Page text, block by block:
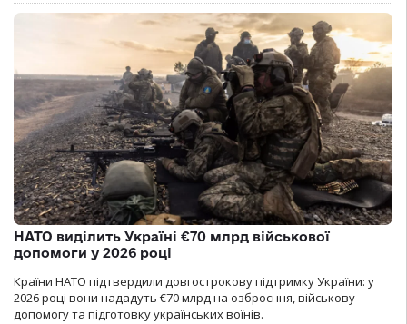
НАТО виділить Україні €70 млрд військової
допомоги у 2026 році
Країни НАТО підтвердили довгострокову підтримку України: у
2026 році вони нададуть €70 млрд на озброєння, військову
допомогу та підготовку українських воїнів.